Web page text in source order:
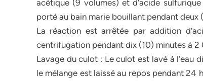
acétique (9 volumes) et d’acide
porté au bain marie bouillant pendant
La réaction est arrêtée par addition
centrifugation pendant dix (10) minutes à
Lavage du culot : Le culot est lavé à l’eau
le mélange est laissé au repos pendant 24